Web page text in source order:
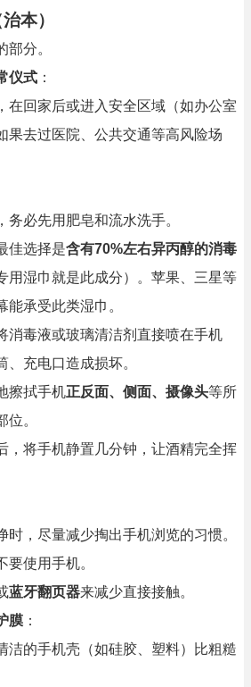
本）
分。
仪式 ：
，在回家后或进入安全区域（如办公室
果去过医院、公共交通等高风险场
务必先用肥皂和流水洗手。
佳选择是含有70%左右异丙醇的消毒
用湿巾就是此成分）。苹果、三星等
承受此类湿巾。
消毒液或玻璃清洁剂直接喷在手机
、充电口造成损坏。
擦拭手机正反面、侧面、摄像头等所
。
，将手机静置几分钟，让酒精完全挥
时，尽量减少掏出手机浏览的习惯。
要使用手机。
蓝牙翻页器来减少直接接触。
膜 ：
洁的手机壳（如硅胶、塑料）比粗糙